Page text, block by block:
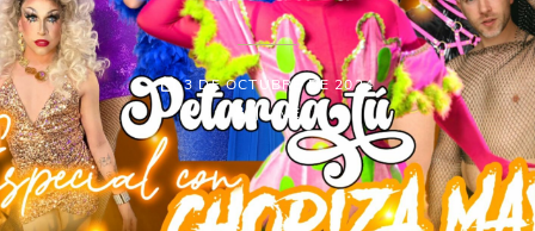
3 DE OCTUBRE DE 2024
JAIME